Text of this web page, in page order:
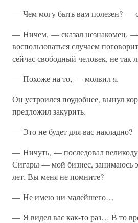
— Чем могу быть вам полезен? —
— Ничем, — сказал незнакомец. —
воспользоваться случаем
сейчас свободный человек, не так
— Похоже на то, — молвил я.
Он устроился поудобнее, вынул
предложил закурить.
— Это не будет для вас накладно?
— Ничуть, — последовал
Сигары — мой бизнес, занимаюсь
лет. Вы меня не помните?
— Не имею ни малейшего…
— Я видел вас как-то раз… В то